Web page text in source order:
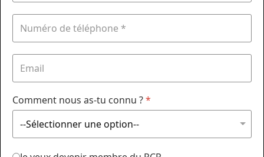
Comment nous as-tu connu ?*